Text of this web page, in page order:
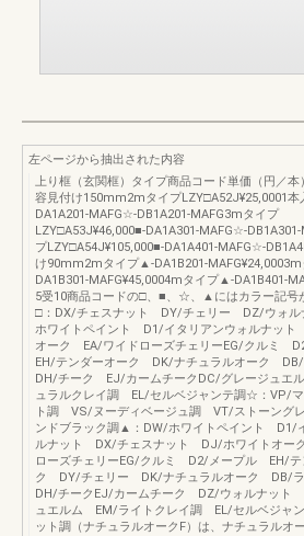
左ページから抽出された内容
上り框（玄関框）タイプ商品コード単価（円／本
容見付け150mm2mタイプLZY□A52J¥25,0001本
DA1A201-MAFG☆-DB1A201-MAFG3mタイプ
LZY□A53J¥46,000■-DA1A301-MAFG☆-DB1A301-
プLZY□A54J¥105,000■-DA1A401-MAFG☆-
け90mm2mタイプ▲-DA1B201-
DA1B301-MAFG¥45,0004mタイプ▲-DA1B401-
5受10商品コードの□、■、☆、▲にはカラー記号
□：DX/チェスナット DY/チェリー DZ/ウォル
ホワイトペイント D1/イタリアンウォルナッ
オーク EA/ワイドローズチェリーEG/クルミ
EH/テンダーオーク DK/ナチュラルオーク
DH/チーク EJ/カームチークDC/グレージュエ
ュラルクレイ調 EL/セルベジャンテ調☆：VP/マ
ト調 VS/ヌーディベージュ調 VT/ストーング
ンドブラック調▲：DW/ホワイトペイント D1/
ルナット DX/チェスナット DJ/ホワイトオー
ローズチェリーEG/クルミ D2/メープル EH/テ
ク DY/チェリー DK/ナチュラルオーク DB/
DH/チークEJ/カームチーク DZ/ウォルナット
ュエルム EM/ライトクレイ調 EL/セルベジャ
ット調（ナチュラルオークF）は、ナチュラルオ